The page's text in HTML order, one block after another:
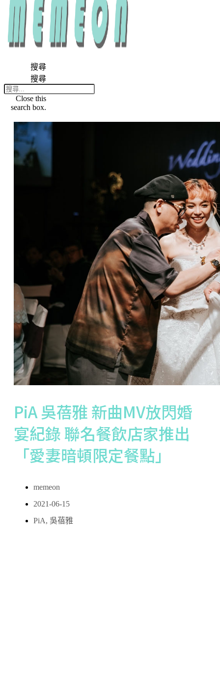
搜尋
搜尋
Close this
search box.
PiA 吳蓓雅 新曲MV放閃婚
宴紀錄 聯名餐飲店家推出
「愛妻暗頓限定餐點」
memeon
2021-06-15
PiA, 吳蓓雅